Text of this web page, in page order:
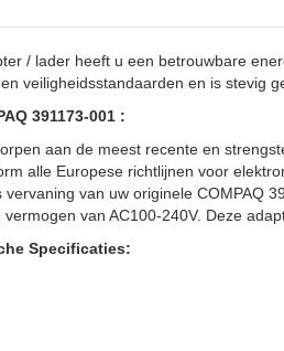
/ lader heeft u een betrouwbare
veiligheidsstandaarden en is stevig
391173-001 :
aan de meest recente en
alle Europese richtlijnen voor
van uw originele COMPAQ
van AC100-240V. Deze
Specificaties: